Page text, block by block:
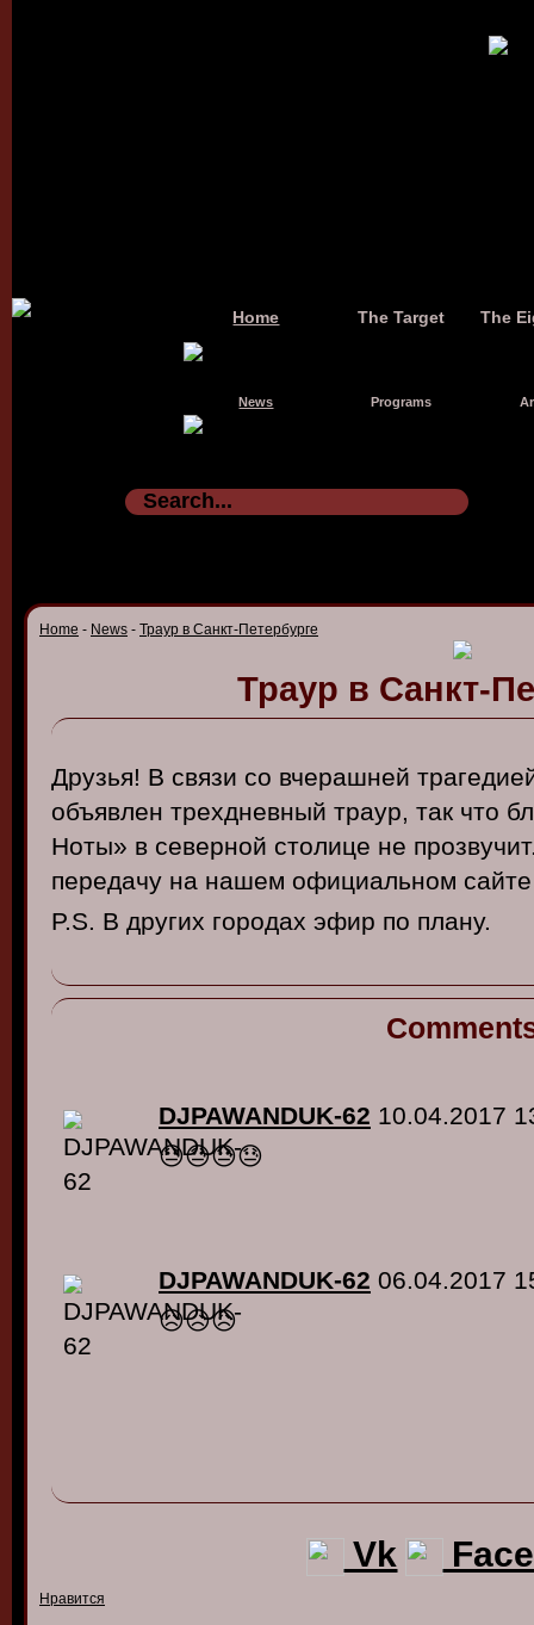
Home The Target The
News Programs
Home - News - Траур в Санкт-Петербурге
Траур в Санкт-
Друзья! В связи со вчерашней
объявлен трехдневный траур, так что
Ноты» в северной столице не
передачу на нашем официальном
P.S. В других городах эфир по плану.
DJPAWANDUK-62 10.04.2017
😓😓😓😓
DJPAWANDUK-62 06.04.2017
😥😥😥
Vk
Нравится